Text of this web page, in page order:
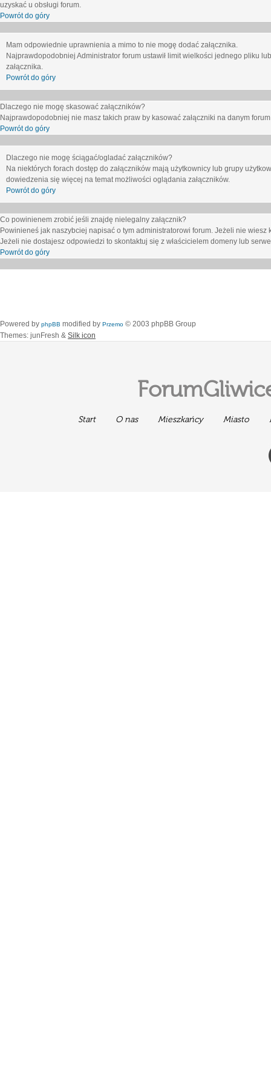
uzyskać u obsługi forum.
Powrót do góry
Mam odpowiednie uprawnienia a mimo to nie mogę dodać załącznika.
Najprawdopodobniej Administrator forum ustawił limit wielkości jednego pliku
załącznika.
Powrót do góry
Dlaczego nie mogę skasować załączników?
Najprawdopodobniej nie masz takich praw by kasować załączniki na danym
Powrót do góry
Dlaczego nie mogę ściągać/ogladać załączników?
Na niektórych forach dostęp do załączników mają użytkownicy lub grupy
dowiedzenia się więcej na temat możliwości oglądania załączników.
Powrót do góry
Co powinienem zrobić jeśli znajdę nielegalny załącznik?
Powinieneś jak naszybciej napisać o tym administratorowi forum. Jeżeli nie
Jeżeli nie dostajesz odpowiedzi to skontaktuj się z właścicielem domeny lub
Powrót do góry
Powered by phpBB modified by Przemo © 2003 phpBB Group
Themes: junFresh & Silk icon
Start O nas Mieszkańcy Miasto